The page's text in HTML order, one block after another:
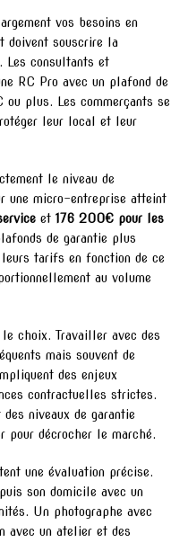
vos besoins en
doivent souscrire la
Les consultants et
RC Pro avec un plafond de
plus. Les commerçants se
leur local et leur
le niveau de
une micro-entreprise atteint
et 176 200€ pour les
de garantie plus
tarifs en fonction de ce
au volume
choix. Travailler avec des
mais souvent de
des enjeux
contractuelles strictes.
des niveaux de garantie
pour décrocher le marché.
une évaluation précise.
son domicile avec un
Un photographe avec
un atelier et des